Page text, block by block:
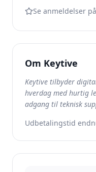
Se anmeldelser
Om Keytive
Keytive tilbyder
hverdag med hurtig
adgang til teknisk
Udbetalingstid